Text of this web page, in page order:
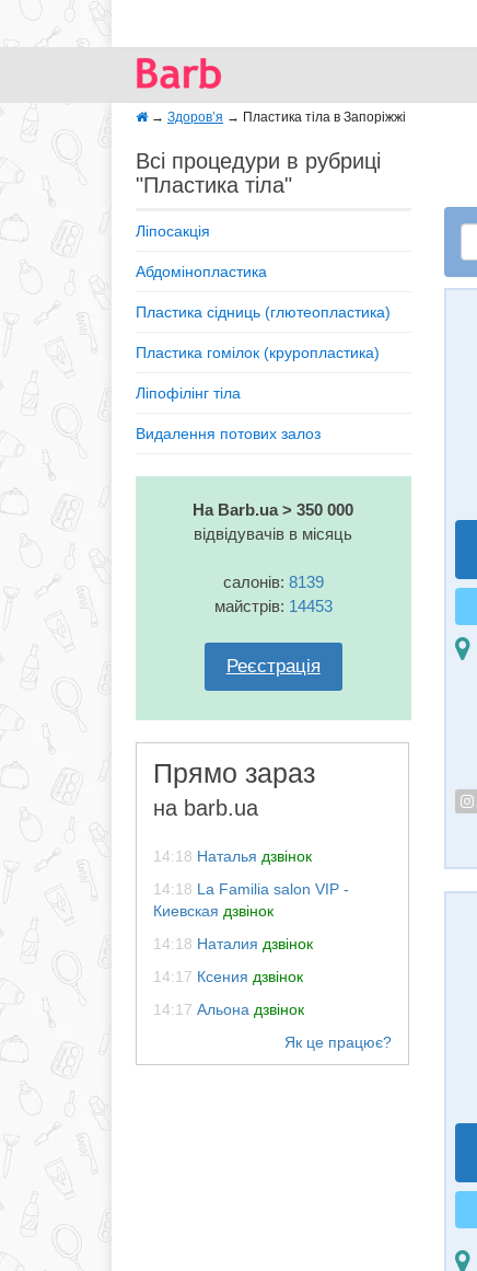
→ Здоров’я → Пластика тіла в Запоріжжі
Всі процедури в рубриці
"Пластика тіла"
Ліпосакція
Абдомінопластика
Пластика сідниць (глютеопластика)
Пластика гомілок (круропластика)
Ліпофілінг тіла
Видалення потових залоз
На Barb.ua > 350 000
відвідувачів в місяць
салонів: 8139
майстрів: 14453
Реєстрація
Прямо зараз
на barb.ua
14:18 Наталья дзвінок
14:18 La Familia salon VIP -
Киевская дзвінок
14:18 Наталия дзвінок
14:17 Ксения дзвінок
14:17 Альона дзвінок